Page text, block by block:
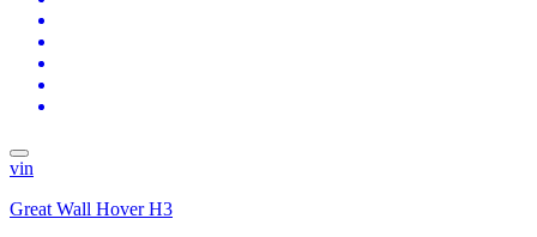
vin
Great Wall Hover H3